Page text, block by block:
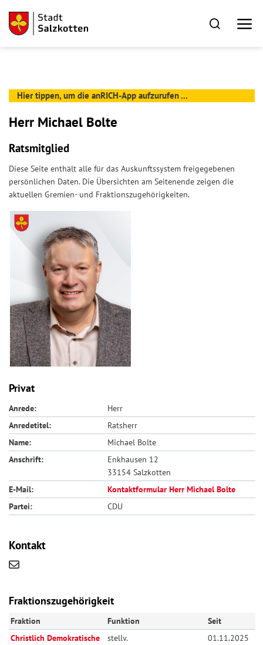
Hier tippen, um die anRICH-App aufzurufen ...
Herr Michael Bolte
Ratsmitglied
Diese Seite enthält alle für das Auskunftssystem freigegebenen
persönlichen Daten. Die Übersichten am Seitenende zeigen die
aktuellen Gremien- und Fraktionszugehörigkeiten.
Privat
Anrede:
Herr
Anredetitel:
Ratsherr
Name:
Michael Bolte
Anschrift:
Enkhausen 12
33154 Salzkotten
E-Mail:
Kontaktformular Herr Michael Bolte
Partei:
CDU
Kontakt
Fraktionszugehörigkeit
Fraktion Funktion
Seit
Christlich Demokratische
stellv.
01.11.2025